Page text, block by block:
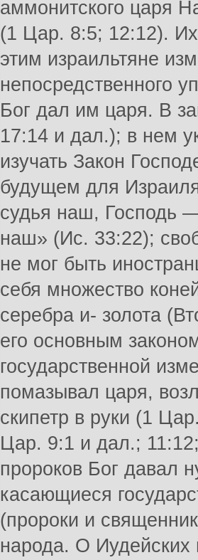
аммонитского царя
(1 Цар. 8:5; 12:12). Их
этим израильтяне
непосредственного
Бог дал им царя. В
17:14 и дал.); в нем
изучать Закон
будущем для
судья наш, Господь
наш» (Ис. 33:22);
не мог быть
себя множество
серебра и- золота
его основным
государственной
помазывал царя,
скипетр в руки (1
Цар. 9:1 и дал.;
пророков Бог давал
касающиеся
(пророки и
народа. О